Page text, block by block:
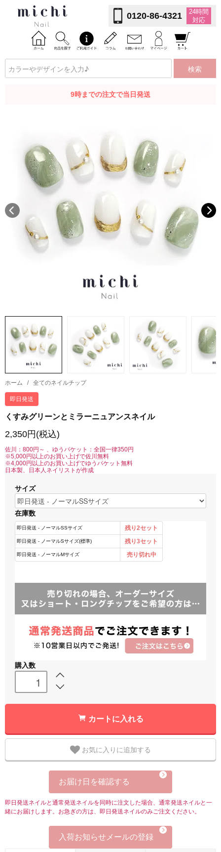
0120-86-4321
24時間
対応
検索
9時までの注文で当日発送
ホーム / 全てのネイルチップ
即日発送
くすみグリーンとミラーニュアンスネイル
2,350円(税込)
佐川：800円～ 、ゆうパケット：全国一律350円
※5,000円以上のお買い上げで佐川無料
※4,000円以上のお買い上げでゆうパケット無料
日本製、日本人ネイリストが作成
サイズ
在庫数
購入数
カートに入れる
お気に入りに追加する
お届け日を確認する
即日発送ネイルと通常発送ネイルを同時に注文した場合、通常発送ネイルと一
緒にお届けします。お急ぎの方は、即日発送ネイルのみご注文ください。
入荷お知らせメールの登録